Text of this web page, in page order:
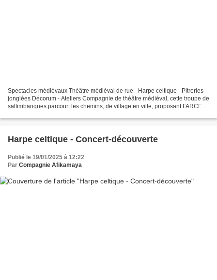
Spectacles médiévaux Théâtre médiéval de rue - Harpe celtique - Pitreries
jonglées Décorum - Ateliers Compagnie de théâtre médiéval, cette troupe de
saltimbanques parcourt les chemins, de village en ville, proposant FARCES
Harpe celtique - Concert-découverte
Publié le 19/01/2025 à 12:22
Par Compagnie Afikamaya